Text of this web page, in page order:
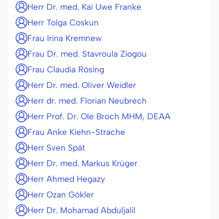
Herr Dr. med. Kai Uwe Franke
Herr Tolga Coskun
Frau Irina Kremnew
Frau Dr. med. Stavroula Ziogou
Frau Claudia Rösing
Herr Dr. med. Oliver Weidler
Herr dr. med. Florian Neubrech
Herr Prof. Dr. Ole Broch MHM, DEAA
Frau Anke Kiehn-Strache
Herr Sven Spät
Herr Dr. med. Markus Krüger
Herr Ahmed Hegazy
Herr Ozan Gökler
Herr Dr. Mohamad Abduljalil